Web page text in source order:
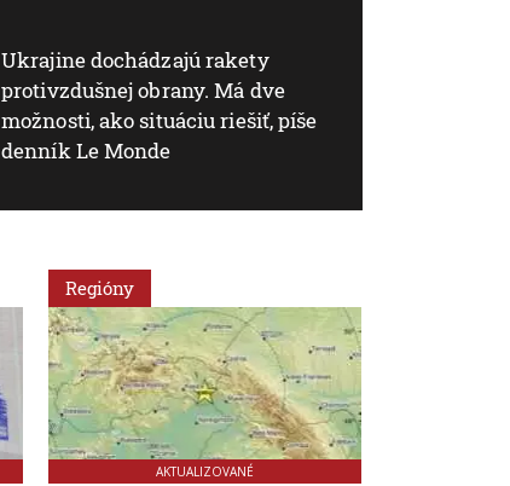
Ukrajine dochádzajú rakety
protivzdušnej obrany. Má dve
možnosti, ako situáciu riešiť, píše
denník Le Monde
Regióny
AKTUALIZOVANÉ